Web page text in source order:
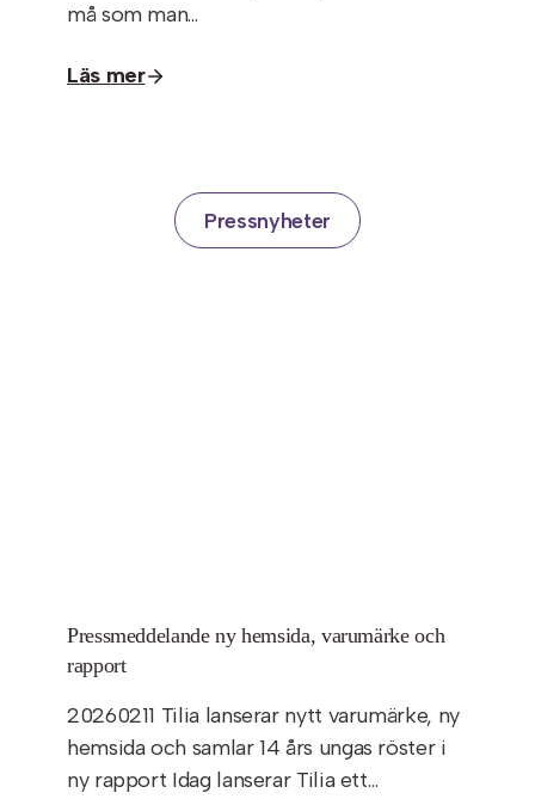
må som man…
Läs mer
Pressnyheter
Pressmeddelande ny hemsida, varumärke och
rapport
20260211 Tilia lanserar nytt varumärke, ny
hemsida och samlar 14 års ungas röster i
ny rapport Idag lanserar Tilia ett…